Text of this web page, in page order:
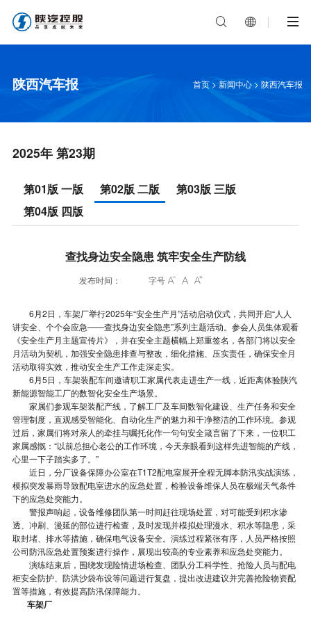
 
陕西汽车报 首页 > 新闻中心 > 陕西汽车报
2025年 第23期
第01版 一版 第02版 二版
第03版 三版
第04版 四版
查找身边安全隐患 筑牢安全生产防线
发布时间： 字号   
6月2日，车架厂举行2025年“安全生产月”活动启动仪式，共同开启“人人
讲安全、个个会应急——查找身边安全隐患”系列主题活动。参会人员集体观看
《安全生产月主题宣传片》，并在安全主题横幅上郑重签名，各部门将以安全
月活动为契机，加强安全隐患排查与整改，细化措施、压实责任，确保安全月
活动取得实效，推动安全生产工作走深走实。
6月5日，车架装配车间邀请职工家属代表走进生产一线，近距离体验陕汽
新能源智能工厂的数智化安全生产场景。
家属们参观车架装配产线，了解工厂及车间数智化建设、生产任务和安全
管理制度，直观感受智能化、自动化生产的魅力和干净整洁的工作环境。参观
过后，家属们将对亲人的牵挂与嘱托化作一句句安全箴言留了下来，一位职工
家属感慨：“以前总担心老公的工作环境，今天亲眼看到这样先进智能的产线，
心里一下子踏实多了。”
近日，分厂设备保障办公室在T1T2配电室展开全程无脚本防汛实战演练，
模拟突发暴雨导致配电室进水的应急处置，检验设备维保人员在极端天气条件
下的应急处突能力。
警报声响起，设备维修团队第一时间赶往现场处置，对可能受到积水渗
透、冲刷、漫延的部位进行检查，及时发现并模拟处理漫水、积水等隐患，采
取封堵、排水等措施，确保电气设备安全。演练过程紧张有序，人员严格按照
公司防汛应急处置预案进行操作，展现出较高的专业素养和应急处突能力。
演练结束后，围绕发现险情进场检查、团队分工科学性、抢险人员与配电
柜安全防护、防洪沙袋布设等问题进行复盘，提出改进建议并完善抢险物资配
置等措施，有效提高防汛保障能力。
车架厂